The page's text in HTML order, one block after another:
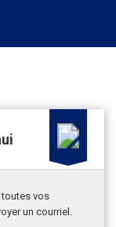
vos
un courriel.